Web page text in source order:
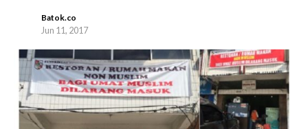
Batok.co
Jun 11, 2017